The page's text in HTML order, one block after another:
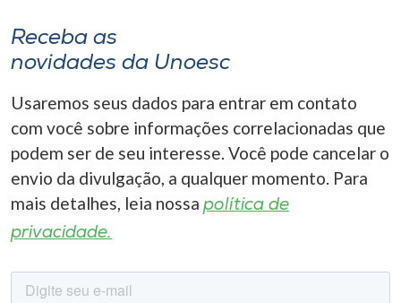
Receba as
novidades da Unoesc
Usaremos seus dados para entrar em contato
com você sobre informações correlacionadas que
podem ser de seu interesse. Você pode cancelar o
envio da divulgação, a qualquer momento. Para
mais detalhes, leia nossa política de
privacidade.